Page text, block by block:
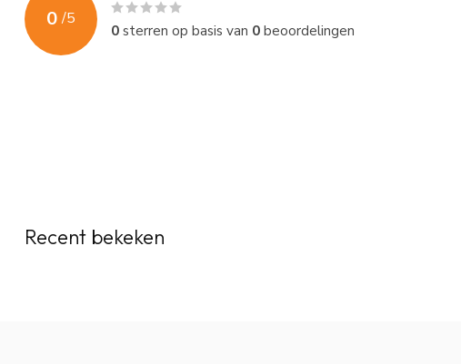
0 /5
0sterren op basis van 0beoordelingen
Recent bekeken